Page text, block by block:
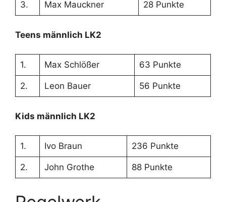
3. Max Mauckner 28 Punkte
Teens männlich LK2
1. Max Schlößer 63 Punkte
2. Leon Bauer 56 Punkte
Kids männlich LK2
1. Ivo Braun 236 Punkte
2. John Grothe 88 Punkte